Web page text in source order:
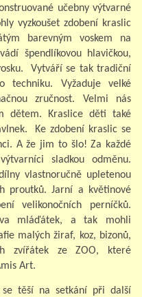
učebny výtvarné
vyzkoušet zdobení kraslic
barevným voskem na
špendlíkovou hlavičkou,
Vytváří se tak tradiční
techniku. Vyžaduje velké
zručnost. Velmi nás
dětem. Kraslice děti také
Ke zdobení kraslic se
A že jim to šlo! Za každé
sladkou odměnu.
vlastnoručně upletenou
proutků. Jarní a květinové
velikonočních perníčků.
mláďátek, a tak mohli
malých žiraf, koz, bizonů,
zvířátek ze ZOO, které
Art.
se těší na setkání při další